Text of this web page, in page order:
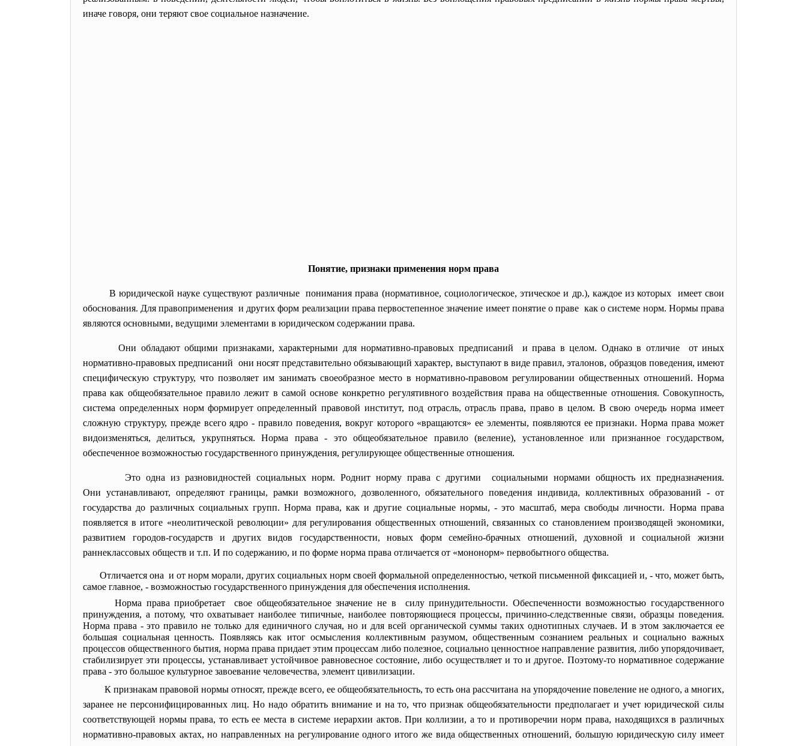
иначе говоря, они теряют свое социальное назначение.
Понятие, признаки применения норм права
В юридической науке существуют различные понимания права (нормативное, социологическое, этическое и др.), каждое из которых имеет свои
обоснования. Для правоприменения и других форм реализации права первостепенное значение имеет понятие о праве как о системе норм. Нормы права
являются основными, ведущими элементами в юридическом содержании права.
Они обладают общими признаками, характерными для нормативно-правовых предписаний и права в целом. Однако в отличие от иных
нормативно-правовых предписаний они носят представительно обязывающий характер, выступают в виде правил, эталонов, образцов поведения, имеют
специфическую структуру, что позволяет им занимать своеобразное место в нормативно-правовом регулировании общественных отношений. Норма
права как общеобязательное правило лежит в самой основе конкретно регулятивного воздействия права на общественные отношения. Совокупность,
система определенных норм формирует определенный правовой институт, под отрасль, отрасль права, право в целом. В свою очередь норма имеет
сложную структуру, прежде всего ядро - правило поведения, вокруг которого «вращаются» ее элементы, появляются ее признаки. Норма права может
видоизменяться, делиться, укрупняться. Норма права - это общеобязательное правило (веление), установленное или признанное государством,
обеспеченное возможностью государственного принуждения, регулирующее общественные отношения.
Это одна из разновидностей социальных норм. Роднит норму права с другими социальными нормами общность их предназначения.
Они устанавливают, определяют границы, рамки возможного, дозволенного, обязательного поведения индивида, коллективных образований - от
государства до различных социальных групп. Норма права, как и другие социальные нормы, - это масштаб, мера свободы личности. Норма права
появляется в итоге «неолитической революции» для регулирования общественных отношений, связанных со становлением производящей экономики,
развитием городов-государств и других видов государственности, новых форм семейно-брачных отношений, духовной и социальной жизни
раннеклассовых обществ и т.п. И по содержанию, и по форме норма права отличается от «мононорм» первобытного общества.
Отличается она и от норм морали, других социальных норм своей формальной определенностью, четкой письменной фиксацией и, - что, может быть,
самое главное, - возможностью государственного принуждения для обеспечения исполнения.
Норма права приобретает свое общеобязательное значение не в силу принудительности. Обеспеченности возможностью государственного
принуждения, а потому, что охватывает наиболее типичные, наиболее повторяющиеся процессы, причинно-следственные связи, образцы поведения.
Норма права - это правило не только для единичного случая, но и для всей органической суммы таких однотипных случаев. И в этом заключается ее
большая социальная ценность. Появляясь как итог осмысления коллективным разумом, общественным сознанием реальных и социально важных
процессов общественного бытия, норма права придает этим процессам либо полезное, социально ценностное направление развития, либо упорядочивает,
стабилизирует эти процессы, устанавливает устойчивое равновесное состояние, либо осуществляет и то и другое. Поэтому-то нормативное содержание
права - это большое культурное завоевание человечества, элемент цивилизации.
К признакам правовой нормы относят, прежде всего, ее общеобязательность, то есть она рассчитана на упорядочение повеление не одного, а многих,
заранее не персонифицированных лиц. Но надо обратить внимание и на то, что признак общеобязательности предполагает и учет юридической силы
соответствующей нормы права, то есть ее места в системе иерархии актов. При коллизии, а то и противоречии норм права, находящихся в различных
нормативно-правовых актах, но направленных на регулирование одного итого же вида общественных отношений, большую юридическую силу имеет